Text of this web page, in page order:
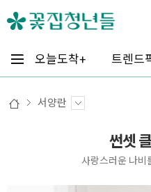
오늘도착+ 트렌드
서양란
썬셋
사랑스러운 나비